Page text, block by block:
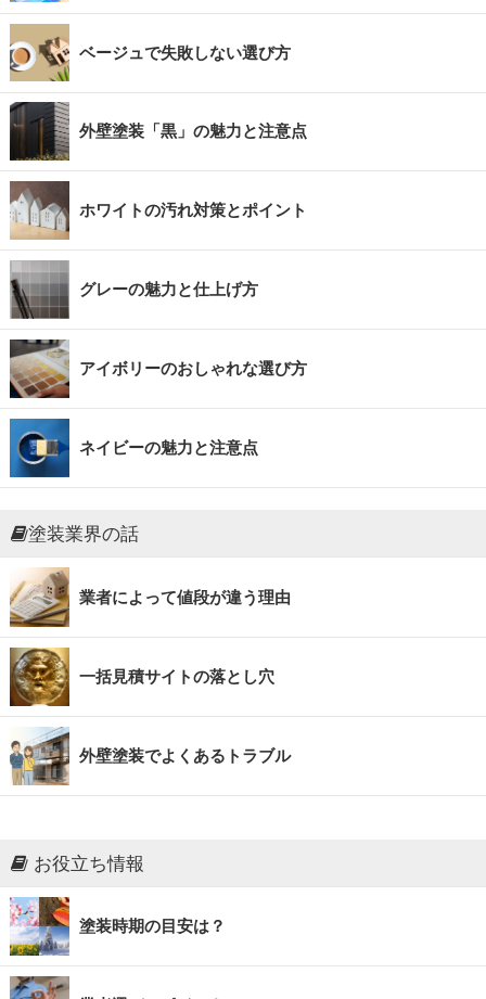
ベージュで失敗しない選び方
外壁塗装「黒」の魅力と注意点
ホワイトの汚れ対策とポイント
グレーの魅力と仕上げ方
アイボリーのおしゃれな選び方
ネイビーの魅力と注意点
塗装業界の話
業者によって値段が違う理由
一括見積サイトの落とし穴
外壁塗装でよくあるトラブル
お役立ち情報
塗装時期の目安は？